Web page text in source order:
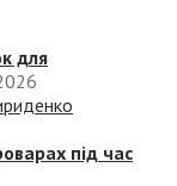
для
під час